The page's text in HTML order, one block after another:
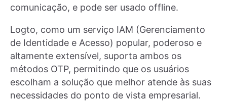
comunicação, e pode ser usado offline.
Logto, como um serviço IAM (Gerenciamento
de Identidade e Acesso) popular, poderoso e
altamente extensível, suporta ambos os
métodos OTP, permitindo que os usuários
escolham a solução que melhor atende às suas
necessidades do ponto de vista empresarial.